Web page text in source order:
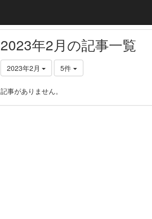
2023年2月の記事一覧
2023年2月 5件
記事がありません。